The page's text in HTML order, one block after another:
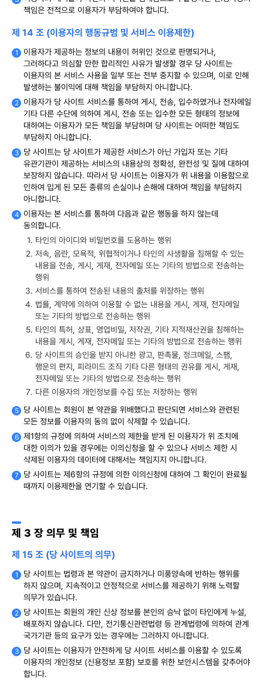
책임은 전적으로 이용자가 부담하여야 합니다.
제 14 조 (이용자의 행동규범 및 서비스 이용제한)
이용자가 제공하는 정보의 내용이 허위인 것으로 판명되거나,
그러하다고 의심할 만한 합리적인 사유가 발생할 경우 당 사이트는
이용자의 본 서비스 사용을 일부 또는 전부 중지할 수 있으며, 이로 인해
발생하는 불이익에 대해 책임을 부담하지 아니합니다.
이용자가 당 사이트 서비스를 통하여 게시, 전송, 입수하였거나 전자메일
기타 다른 수단에 의하여 게시, 전송 또는 입수한 모든 형태의 정보에
대하여는 이용자가 모든 책임을 부담하며 당 사이트는 어떠한 책임도
부담하지 아니합니다.
당 사이트는 당 사이트가 제공한 서비스가 아닌 가입자 또는 기타
유관기관이 제공하는 서비스의 내용상의 정확성, 완전성 및 질에 대하여
보장하지 않습니다. 따라서 당 사이트는 이용자가 위 내용을 이용함으로
인하여 입게 된 모든 종류의 손실이나 손해에 대하여 책임을 부담하지
아니합니다.
이용자는 본 서비스를 통하여 다음과 같은 행동을 하지 않는데
동의합니다.
타인의 아이디와 비밀번호를 도용하는 행위
저속, 음란, 모욕적, 위협적이거나 타인의 사생활을 침해할 수 있는
내용을 전송, 게시, 게재, 전자메일 또는 기타의 방법으로 전송하는
행위
서비스를 통하여 전송된 내용의 출처를 위장하는 행위
법률, 계약에 의하여 이용할 수 없는 내용을 게시, 게재, 전자메일
또는 기타의 방법으로 전송하는 행위
타인의 특허, 상표, 영업비밀, 저작권, 기타 지적재산권을 침해하는
내용을 게시, 게재, 전자메일 또는 기타의 방법으로 전송하는 행위
당 사이트의 승인을 받지 아니한 광고, 판촉물, 정크메일, 스팸,
행운의 편지, 피라미드 조직 기타 다른 형태의 권유를 게시, 게재,
전자메일 또는 기타의 방법으로 전송하는 행위
다른 이용자의 개인정보를 수집 또는 저장하는 행위
당 사이트는 회원이 본 약관을 위배했다고 판단되면 서비스와 관련된
모든 정보를 이용자의 동의 없이 삭제할 수 있습니다.
제1항의 규정에 의하여 서비스의 제한을 받게 된 이용자가 위 조치에
대한 이의가 있을 경우에는 이의신청을 할 수 있으나 서비스 제한 시
삭제된 이용자의 데이터에 대해서는 책임지지 아니합니다.
당 사이트는 제6항의 규정에 의한 이의신청에 대하여 그 확인이 완료될
때까지 이용제한을 연기할 수 있습니다.
제 3 장 의무 및 책임
제 15 조 (당 사이트의 의무)
당 사이트는 법령과 본 약관이 금지하거나 미풍양속에 반하는 행위를
하지 않으며, 지속적이고 안정적으로 서비스를 제공하기 위해 노력할
의무가 있습니다.
당 사이트는 회원의 개인 신상 정보를 본인의 승낙 없이 타인에게 누설,
배포하지 않습니다. 다만, 전기통신관련법령 등 관계법령에 의하여 관계
국가기관 등의 요구가 있는 경우에는 그러하지 아니합니다.
당 사이트는 이용자가 안전하게 당 사이트 서비스를 이용할 수 있도록
이용자의 개인정보 (신용정보 포함) 보호를 위한 보안시스템을 갖추어야
합니다.